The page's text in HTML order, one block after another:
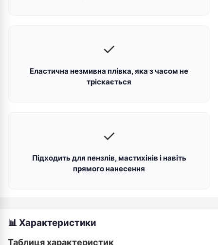
✓
Еластична незмивна плівка, яка з часом не
тріскається
✓
Підходить для пензлів, мастихінів і навіть
прямого нанесення
📊 Характеристики
Таблиця характеристик